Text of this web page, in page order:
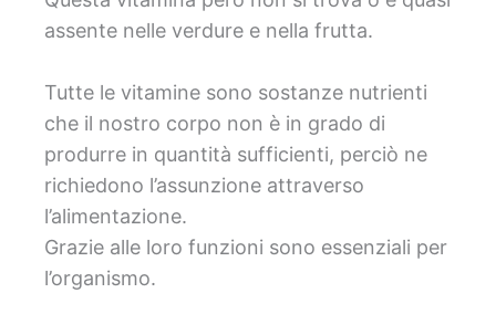
assente nelle verdure e nella frutta.
Tutte le vitamine sono sostanze nutrienti
che il nostro corpo non è in grado di
produrre in quantità sufficienti, perciò ne
richiedono l’assunzione attraverso
l’alimentazione.
Grazie alle loro funzioni sono essenziali per
l’organismo.